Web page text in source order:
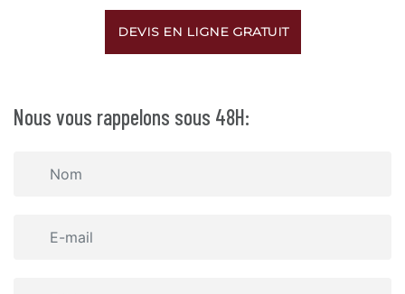
DEVIS EN LIGNE GRATUIT
Nous vous rappelons sous 48H: